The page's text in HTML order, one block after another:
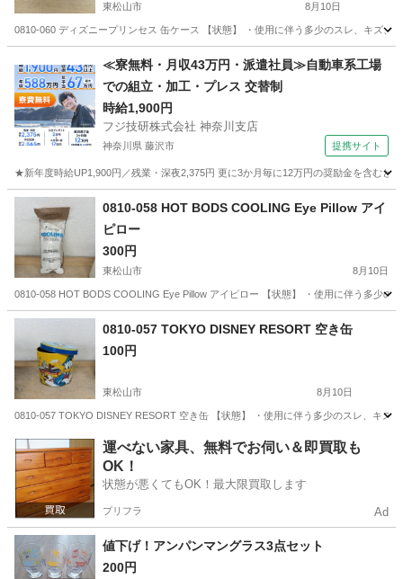
東松山市 8月10日
0810-060 ディズニープリンセス 缶ケース 【状態】 ・使用に伴う多少のスレ、キズ
その他 現地
≪寮無料・月収43万円・派遣社員≫自動車系工場
での組立・加工・プレス 交替制
時給1,900円
フジ技研株式会社 神奈川支店
神奈川県 藤沢市 提携サイト
★新年度時給UP1,900円／残業・深夜2,375円 更に3か月毎に12万円の奨励金を含む
神奈川 藤沢市 0810-058 HOT BODS COOLING Eye Pillow アイ
ピロー
300円
東松山市 8月10日
0810-058 HOT BODS COOLING Eye Pillow アイピロー 【状態】 ・使用に伴う多少
埼玉 東松山市 0810-057 TOKYO DISNEY RESORT 空き缶
100円
東松山市 8月10日
0810-057 TOKYO DISNEY RESORT 空き缶 【状態】 ・使用に伴う多少のスレ、キ
埼玉 東松山市 その他 空き缶
運べない家具、無料でお伺い＆即買取も
OK！
状態が悪くてもOK！最大限買取します
プリフラ Ad
値下げ！アンパンマングラス3点セット
200円